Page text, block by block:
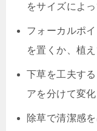
をサイズによ
フォーカルポ
を置くか、植
下草を工夫す
アを分けて変化
除草で清潔感